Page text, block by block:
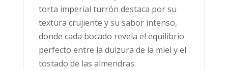
torta imperial turrón destaca por su
textura crujiente y su sabor intenso,
donde cada bocado revela el equilibrio
perfecto entre la dulzura de la miel y el
tostado de las almendras.